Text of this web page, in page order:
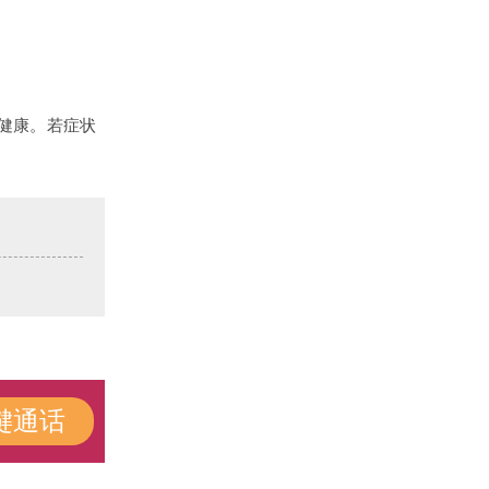
康。若症状
通话